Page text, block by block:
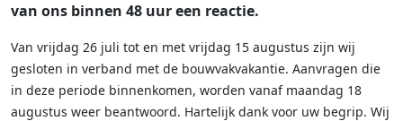
van ons binnen 48 uur een reactie.
Van vrijdag 26 juli tot en met vrijdag 15 augustus zijn wij
gesloten in verband met de bouwvakvakantie. Aanvragen die
in deze periode binnenkomen, worden vanaf maandag 18
augustus weer beantwoord. Hartelijk dank voor uw begrip. Wij